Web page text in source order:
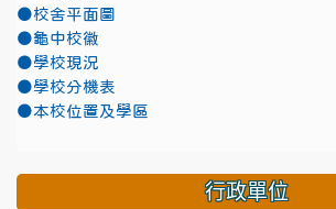
●校舍平面圖
●龜中校徽
●學校現況
●學校分機表
●本校位置及學區
行政單位